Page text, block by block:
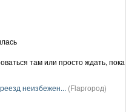
там или просто ждать, пока
неизбежен... (Flapгород)